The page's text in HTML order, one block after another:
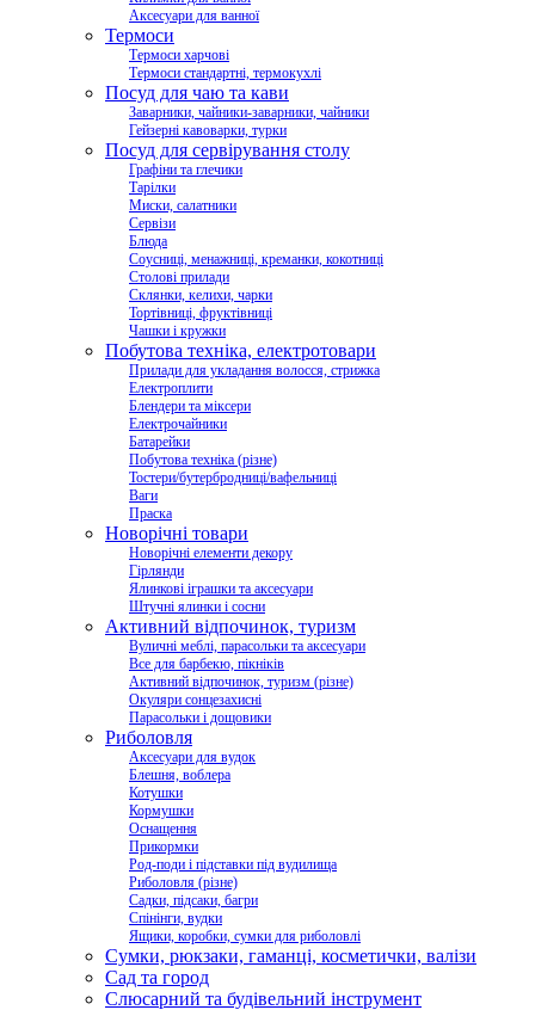
Аксесуари для ванної
Термоси
Термоси харчові
Термоси стандартні, термокухлі
Посуд для чаю та кави
Заварники, чайники-заварники, чайники
Гейзерні кавоварки, турки
Посуд для сервірування столу
Графіни та глечики
Тарілки
Миски, салатники
Сервізи
Блюда
Соусниці, менажниці, креманки, кокотниці
Столові прилади
Склянки, келихи, чарки
Тортівниці, фруктівниці
Чашки і кружки
Побутова техніка, електротовари
Прилади для укладання волосся, стрижка
Електроплити
Блендери та міксери
Електрочайники
Батарейки
Побутова техніка (різне)
Тостери/бутербродниці/вафельниці
Ваги
Праска
Новорічні товари
Новорічні елементи декору
Гірлянди
Ялинкові іграшки та аксесуари
Штучні ялинки і сосни
Активний відпочинок, туризм
Вуличні меблі, парасольки та аксесуари
Все для барбекю, пікніків
Активний відпочинок, туризм (різне)
Окуляри сонцезахисні
Парасольки і дощовики
Риболовля
Аксесуари для вудок
Блешня, воблера
Котушки
Кормушки
Оснащення
Прикормки
Род-поди і підставки під вудилища
Риболовля (різне)
Садки, підсаки, багри
Спінінги, вудки
Ящики, коробки, сумки для риболовлі
Сумки, рюкзаки, гаманці, косметички, валізи
Сад та город
Слюсарний та будівельний інструмент